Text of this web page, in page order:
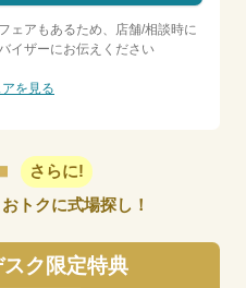
ェアもあるため、店舗/相談時に
イザーにお伝えください
を見る
さらに!
トクに式場探し！
ク限定特典